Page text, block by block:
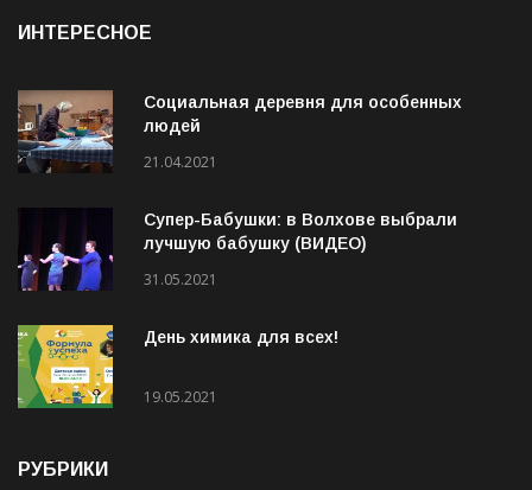
ИНТЕРЕСНОЕ
Социальная деревня для особенных
людей
21.04.2021
Супер-Бабушки: в Волхове выбрали
лучшую бабушку (ВИДЕО)
31.05.2021
День химика для всех!
19.05.2021
РУБРИКИ